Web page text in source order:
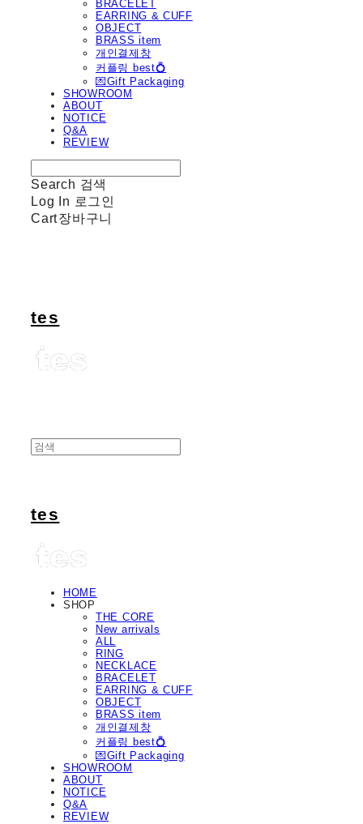
BRACELET
EARRING & CUFF
OBJECT
BRASS item
개인결제창
커플링 best💍
💌Gift Packaging
SHOWROOM
ABOUT
NOTICE
Q&A
REVIEW
Search 검색
Log In 로그인
Cart장바구니
tes
tes
HOME
SHOP
THE CORE
New arrivals
ALL
RING
NECKLACE
BRACELET
EARRING & CUFF
OBJECT
BRASS item
개인결제창
커플링 best💍
💌Gift Packaging
SHOWROOM
ABOUT
NOTICE
Q&A
REVIEW